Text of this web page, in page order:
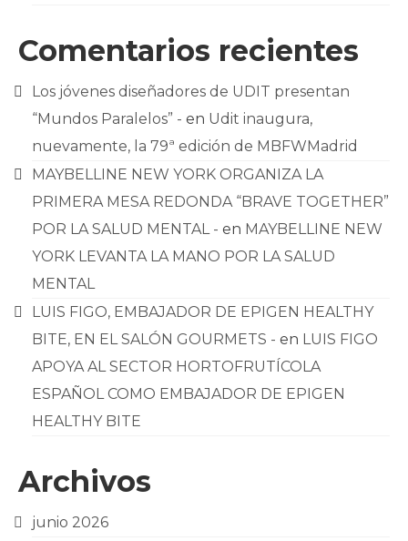
Comentarios recientes
Los jóvenes diseñadores de UDIT presentan
“Mundos Paralelos” - en Udit inaugura,
nuevamente, la 79ª edición de MBFWMadrid
MAYBELLINE NEW YORK ORGANIZA LA
PRIMERA MESA REDONDA “BRAVE TOGETHER”
POR LA SALUD MENTAL - en MAYBELLINE NEW
YORK LEVANTA LA MANO POR LA SALUD
MENTAL
LUIS FIGO, EMBAJADOR DE EPIGEN HEALTHY
BITE, EN EL SALÓN GOURMETS - en LUIS FIGO
APOYA AL SECTOR HORTOFRUTÍCOLA
ESPAÑOL COMO EMBAJADOR DE EPIGEN
HEALTHY BITE
Archivos
junio 2026